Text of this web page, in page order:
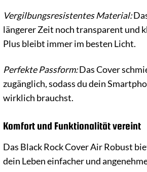
Vergilbungsresistentes Material:
längerer Zeit noch transparent und
Plus bleibt immer im besten Licht.
Perfekte Passform:Das Cover
zugänglich, sodass du dein
wirklich brauchst.
Komfort und Funktionalität vereint
Das Black Rock Cover Air Robust
dein Leben einfacher und